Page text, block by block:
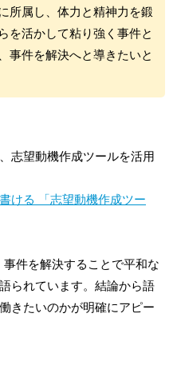
所属し、体力と精神力を鍛
を活かして粘り強く事件と
事件を解決へと導きたいと
志望動機作成ツールを活用
ける 「志望動機作成ツー
件を解決することで平和な
られています。結論から語
きたいのかが明確にアピー